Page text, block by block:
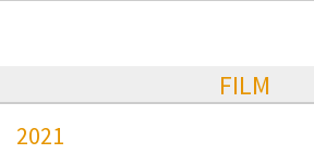
FILM
2021